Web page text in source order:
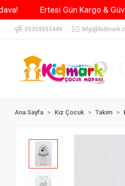
Bedava! Ertesi Gün
05359553449
Ana Sayfa Kız Çocuk Takım